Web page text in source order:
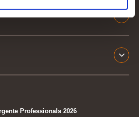
Professionals 2026